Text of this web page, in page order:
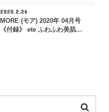
2020.2.26
MORE (モア) 2020年 04月号
《付録》 ete ふわふわ美肌…